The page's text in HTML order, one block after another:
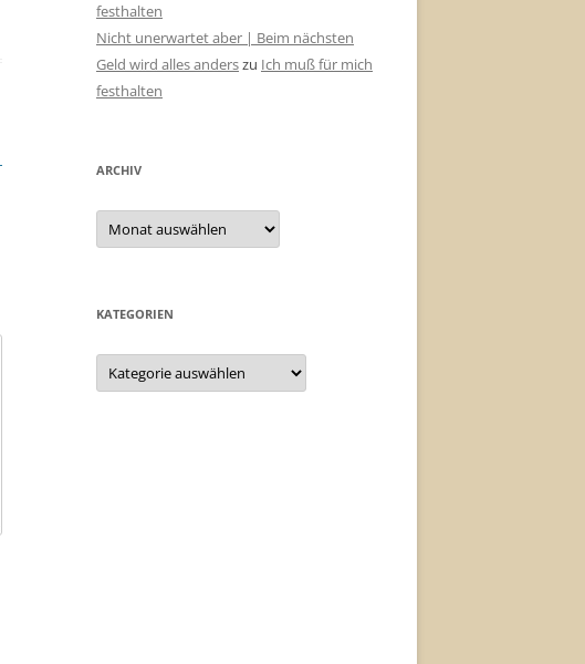
festhalten
Nicht unerwartet aber | Beim nächsten
Geld wird alles anderszu Ich muß für mich
festhalten
ARCHIV
Archiv
KATEGORIEN
Kategorien